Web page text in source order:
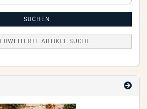
SUCHEN
ERWEITERTE ARTIKEL SUCHE